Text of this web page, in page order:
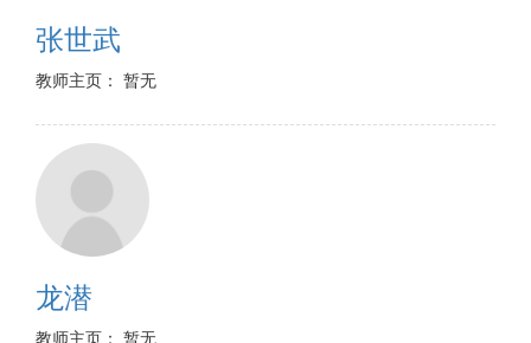
张世武
教师主页： 暂无
龙潜
教师主页： 暂无